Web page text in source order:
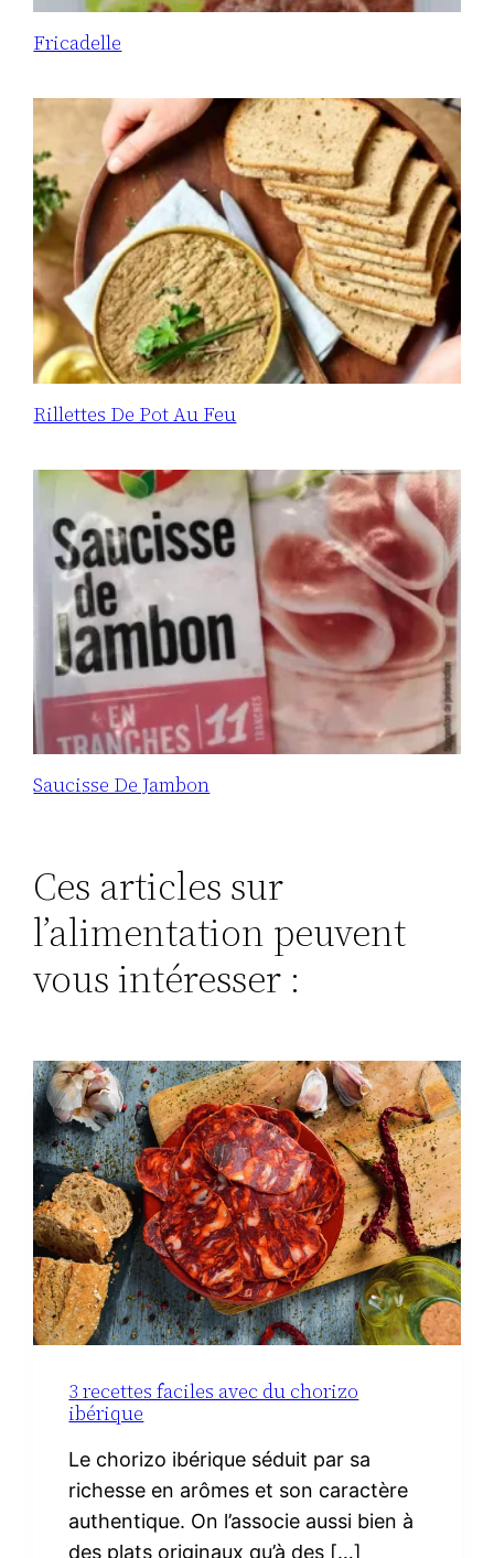
Fricadelle
Rillettes De Pot Au Feu
Saucisse De Jambon
Ces articles sur
l’alimentation peuvent
vous intéresser :
3 recettes faciles avec du chorizo
ibérique
Le chorizo ibérique séduit par sa
richesse en arômes et son caractère
authentique. On l’associe aussi bien à
des plats originaux qu’à des […]